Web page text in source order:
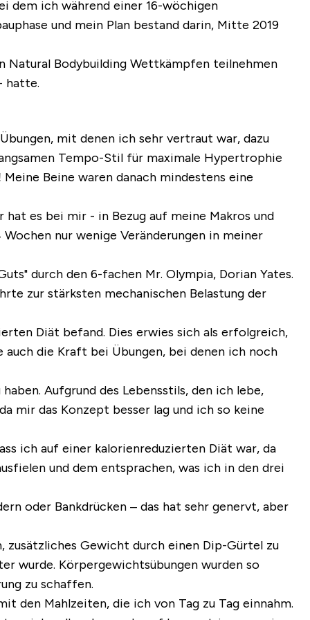
dem ich während einer 16-wöchigen
und mein Plan bestand darin, Mitte 2019
Natural Bodybuilding Wettkämpfen teilnehmen
hatte.
mit denen ich sehr vertraut war, dazu
Tempo-Stil für maximale Hypertrophie
Beine waren danach mindestens eine
es bei mir - in Bezug auf meine Makros und
nur wenige Veränderungen in meiner
durch den 6-fachen Mr. Olympia, Dorian Yates.
zur stärksten mechanischen Belastung der
Diät befand. Dies erwies sich als erfolgreich,
die Kraft bei Übungen, bei denen ich noch
Aufgrund des Lebensstils, den ich lebe,
mir das Konzept besser lag und ich so keine
ich auf einer kalorienreduzierten Diät war, da
und dem entsprachen, was ich in den drei
oder Bankdrücken – das hat sehr genervt, aber
zusätzliches Gewicht durch einen Dip-Gürtel zu
wurde. Körpergewichtsübungen wurden so
zu schaffen.
den Mahlzeiten, die ich von Tag zu Tag einnahm.